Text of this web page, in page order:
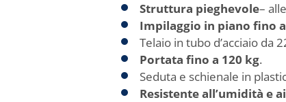
Struttura pieghevole–
Impilaggio in piano fino a
Telaio in tubo d’acciaio da
Portata fino a 120 kg.
Seduta e schienale in
Resistente all’umidità e